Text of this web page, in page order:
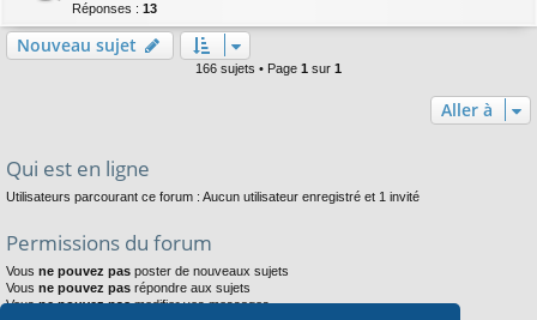
Réponses : 13
Nouveau sujet
166 sujets • Page 1 sur 1
Aller à
Qui est en ligne
Utilisateurs parcourant ce forum : Aucun utilisateur enregistré et 1 invité
Permissions du forum
Vous ne pouvez pas poster de nouveaux sujets
Vous ne pouvez pas répondre aux sujets
Vousne pouvez pasmodifier vos messages